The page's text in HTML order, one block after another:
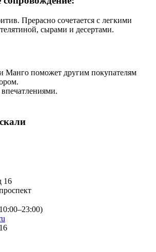
Прерасно сочетается с легкими
сырами и десертами.
Манго поможет другим покупателям
16